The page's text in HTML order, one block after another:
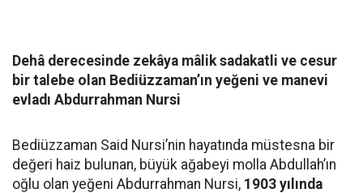
Dehâ derecesinde zekâya mâlik sadakatli ve cesur
bir talebe olan Bediüzzaman’ın yeğeni ve manevi
evladı Abdurrahman Nursi
Bediüzzaman Said Nursi’nin hayatında müstesna bir
değeri haiz bulunan, büyük ağabeyi molla Abdullah’ın
oğlu olan yeğeni Abdurrahman Nursi, 1903 yılında